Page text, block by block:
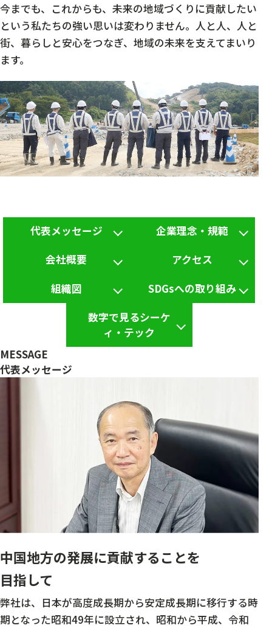
今までも、これからも、 未来の地域づくりに貢献したい
という私たちの強い思いは変わりません。 人と人、人と
街、暮らしと安心をつなぎ、地域の未来を支えてまいり
ます。
代表メッセージ
企業理念・規範
会社概要
アクセス
組織図
SDGsへの取り組み
数字で見るシーケ
ィ・テック
MESSAGE
代表メッセージ
中国地方の発展に貢献することを
目指して
弊社は、日本が高度成長期から安定成長期に移行する時
期となった昭和49年に設立され、昭和から平成、令和